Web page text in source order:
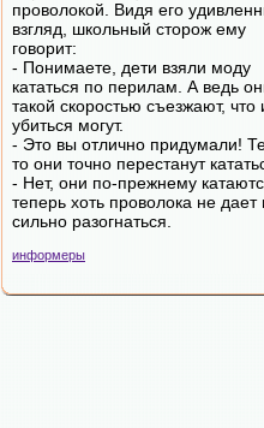
проволокой. Видя его
взгляд, школьный сторож ему
говорит:
- Понимаете, дети взяли моду
кататься по перилам. А ведь
такой скоростью съезжают, что
убиться могут.
- Это вы отлично придумали!
то они точно перестанут
- Нет, они по-прежнему
теперь хоть проволока не дает
сильно разогнаться.
информеры